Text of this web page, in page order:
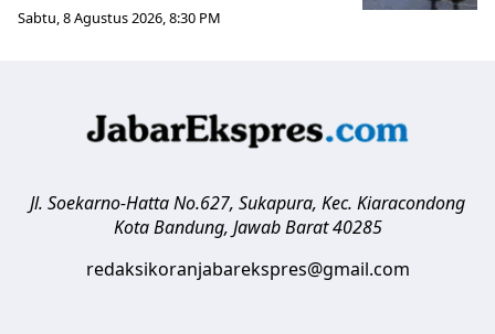
Sabtu, 8 Agustus 2026, 8:30 PM
Jl. Soekarno-Hatta No.627, Sukapura, Kec. Kiaracondong
Kota Bandung, Jawab Barat 40285
redaksikoranjabarekspres@gmail.com